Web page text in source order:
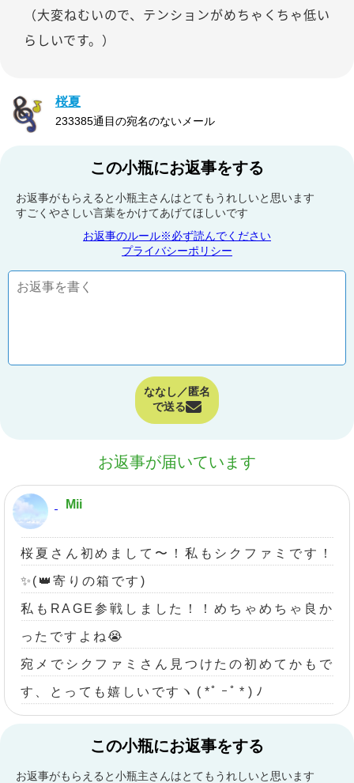
（大変ねむいので、テンションがめちゃくちゃ低い
らしいです。）
桜夏
233385通目の宛名のないメール
この小瓶にお返事をする
お返事がもらえると小瓶主さんはとてもうれしいと思います
すごくやさしい言葉をかけてあげてほしいです
お返事のルール※必ず読んでください
プライバシーポリシー
ななし／匿名
で送る
お返事が届いています
Mii
桜夏さん初めまして〜！私もシクファミです！
✨(👑寄りの箱です)
私もRAGE参戦しました！！めちゃめちゃ良か
ったですよね😭
宛メでシクファミさん見つけたの初めてかもで
す、とっても嬉しいですヽ⁠(⁠*ﾟ⁠ｰﾟ⁠*⁠)⁠ﾉ
この小瓶にお返事をする
お返事がもらえると小瓶主さんはとてもうれしいと思います